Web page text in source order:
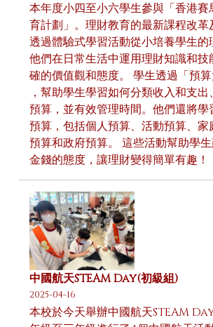
本年度小四至小六學生參與「香港賽
育計劃」。理財教育的最新課程改革
透過體驗式學習活動從小培養學生的
他們在日常生活中運用理財知識和技
確的價值觀和態度。 學生透過「預
，幫助學生學習如何分類收入和支
預算，並有效管理時間。他們還將學
預算，包括個人預算、活動預算、家
預算和政府預算。 這些活動幫助學
金錢的態度，讓理財變得簡單有趣！
中國航天STEAM Day(初級組)
2025-04-16
本校於今天舉辦中國航天STEAM